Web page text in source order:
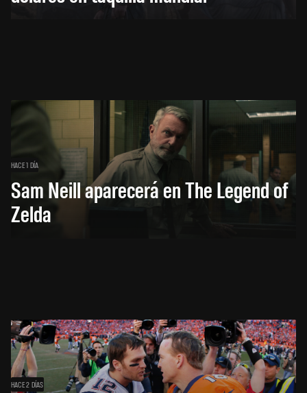
HACE 1 DÍA
Sam Neill aparecerá en The Legend of
Zelda
HACE 2 DÍAS